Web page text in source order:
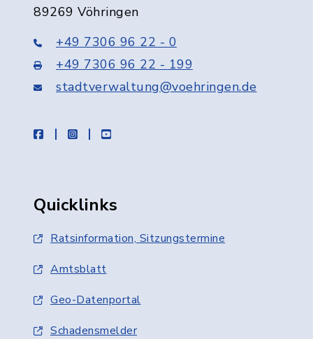
89269 Vöhringen
+49 7306 96 22 - 0
+49 7306 96 22 - 199
stadtverwaltung@voehringen.de
facebookinstagramyoutube
Quicklinks
Ratsinformation, Sitzungstermine
Amtsblatt
Geo-Datenportal
Schadensmelder